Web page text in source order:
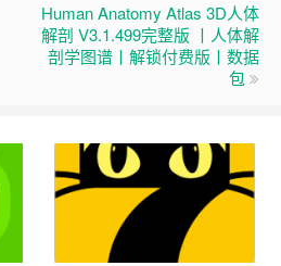
Human Anatomy Atlas 3D人体
解剖 V3.1.499完整版 丨人体解
剖学图谱丨解锁付费版丨数据
包